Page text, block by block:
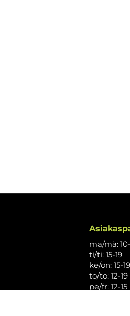
ma/må: 10-
ti/ti: 15-19
ke/on: 15-19
to/to: 12-19
pe/fr: 12-15